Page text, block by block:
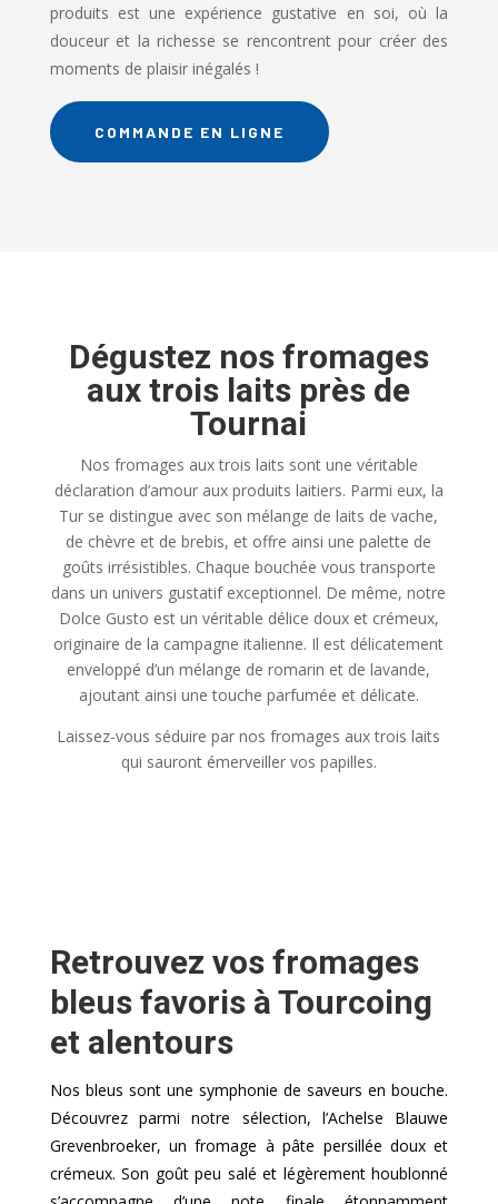
produits est une expérience gustative en soi, où la
douceur et la richesse se rencontrent pour créer des
moments de plaisir inégalés !
COMMANDE EN LIGNE
Dégustez nos fromages
aux trois laits près de
Tournai
Nos fromages aux trois laits sont une véritable
déclaration d’amour aux produits laitiers. Parmi eux, la
Tur se distingue avec son mélange de laits de vache,
de chèvre et de brebis, et offre ainsi une palette de
goûts irrésistibles. Chaque bouchée vous transporte
dans un univers gustatif exceptionnel. De même, notre
Dolce Gusto est un véritable délice doux et crémeux,
originaire de la campagne italienne. Il est délicatement
enveloppé d’un mélange de romarin et de lavande,
ajoutant ainsi une touche parfumée et délicate.
Laissez-vous séduire par nos fromages aux trois laits
qui sauront émerveiller vos papilles.
Retrouvez vos fromages
bleus favoris à Tourcoing
et alentours
Nos bleus sont une symphonie de saveurs en bouche.
Découvrez parmi notre sélection, l’Achelse Blauwe
Grevenbroeker, un fromage à pâte persillée doux et
crémeux. Son goût peu salé et légèrement houblonné